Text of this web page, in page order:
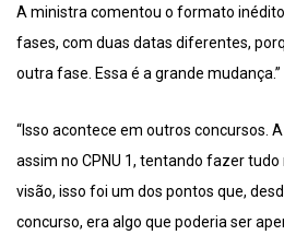
A ministra comentou o formato
fases, com duas datas diferentes,
outra fase. Essa é a grande mudança.”
“Isso acontece em outros concursos.
assim no CPNU 1, tentando fazer
visão, isso foi um dos pontos que,
concurso, era algo que poderia ser